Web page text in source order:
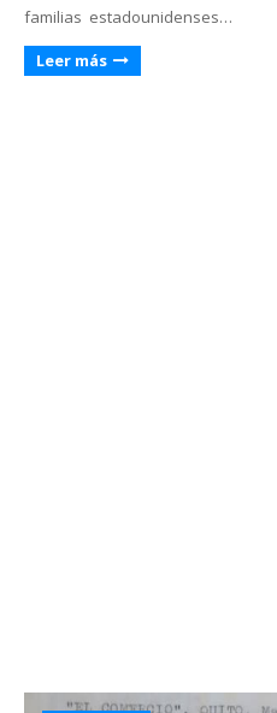
familias estadounidenses…
Leer más